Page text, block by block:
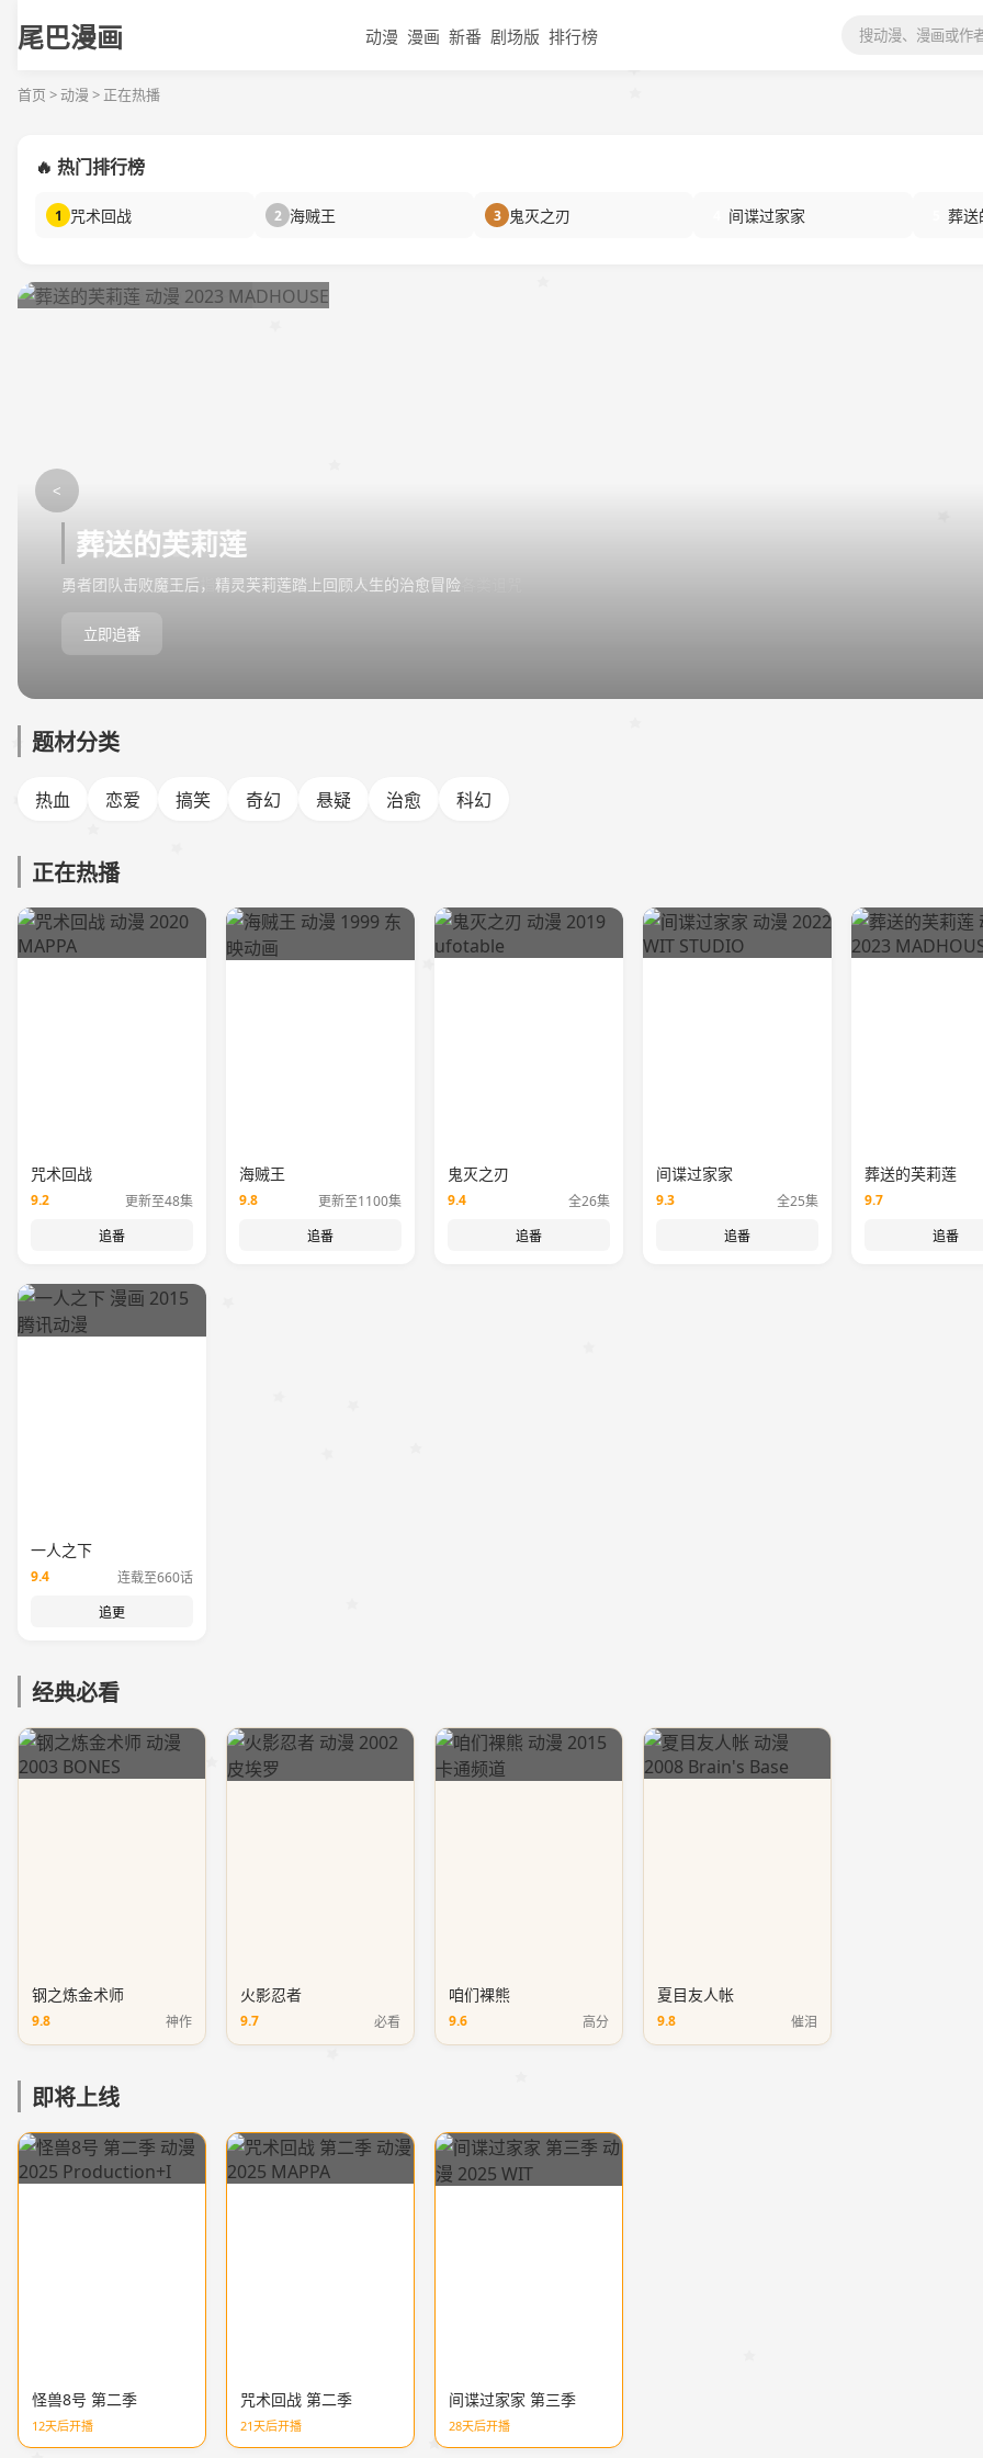
尾巴漫画 动漫 漫画 新番 剧场版 排行榜
首页 > 动漫 > 正在热播
🔥 热门排行榜
1 咒术回战 2 海贼王 3 鬼灭之刃 间谍过家家 葬送
<
葬送的芙莉莲
勇者团队击败魔王后，精灵芙莉莲踏上回顾人生的治愈冒险
立即追番
题材分类
热血 恋爱 搞笑 奇幻 悬疑 治愈 科幻
正在热播
更新
咒术回战
9.2 更新至48集
追番
海贼王
9.8 更新至1100集
追番
鬼灭之刃
9.4 全26集
追番
间谍过家家
9.3 全25集
追番
葬送的芙莉莲
9.7
追番
一人之下
9.4 连载至660话
追更
经典必看
钢之炼金术师
9.8 神作
火影忍者
9.7 必看
咱们裸熊
9.6 高分
夏目友人帐
9.8 催泪
即将上线
怪兽8号 第二季
12天后开播
咒术回战 第二季
21天后开播
间谍过家家 第三季
28天后开播